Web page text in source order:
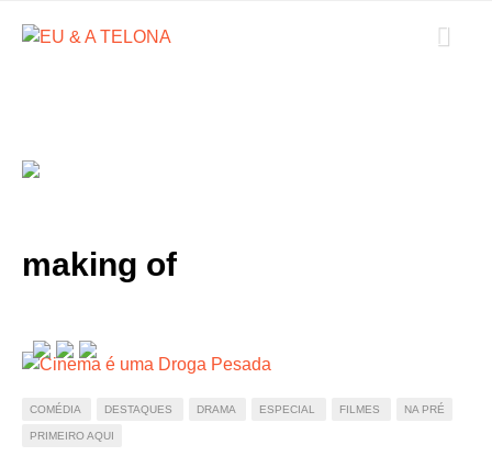
making of
COMÉDIA DESTAQUES DRAMA ESPECIAL FILMES NA PRÉ
PRIMEIRO AQUI